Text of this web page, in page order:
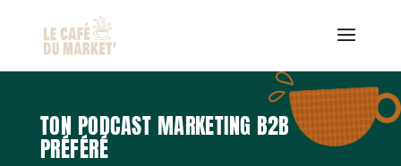
TON PODCAST MARKETING B2B
PRÉFÉRÉ